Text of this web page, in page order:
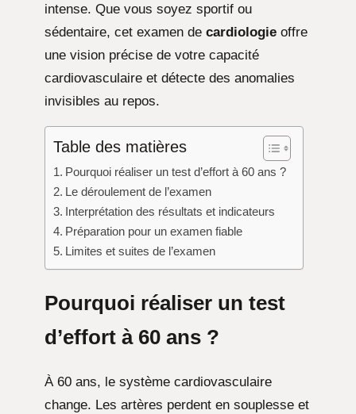
intense. Que vous soyez sportif ou
sédentaire, cet examen de cardiologie offre
une vision précise de votre capacité
cardiovasculaire et détecte des anomalies
invisibles au repos.
Table des matières
Pourquoi réaliser un test d’effort à 60 ans ?
Le déroulement de l’examen
Interprétation des résultats et indicateurs
Préparation pour un examen fiable
Limites et suites de l’examen
Pourquoi réaliser un test
d’effort à 60 ans ?
À 60 ans, le système cardiovasculaire
change. Les artères perdent en souplesse et